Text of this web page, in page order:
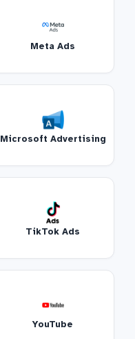
Meta Ads
Microsoft Advertising
TikTok Ads
YouTube